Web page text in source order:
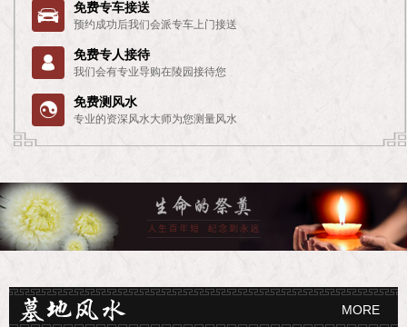
 免费专车接送
预约成功后我们会派专车上门接送
 免费专人接待
我们会有专业导购在陵园接待您
 免费测风水
专业的资深风水大师为您测量风水
MORE